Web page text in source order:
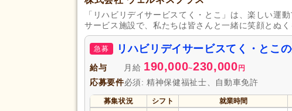
「リハビリデイサービスてく・とこ」は、楽しい運
サービス施設で、私たちは皆さんと一緒に笑顔とぬ
急募 リハビリデイサービスてく・とこ
給与 月給 190,000~230,000 円
応募要件必須: 精神保健福祉士、自動車免許
募集状況 シフト 就業時間